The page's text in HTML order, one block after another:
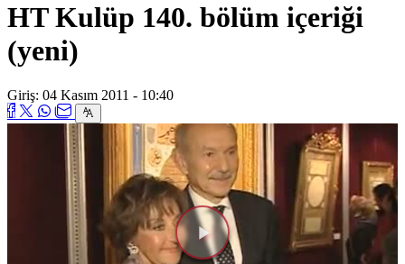
HT Kulüp 140. bölüm içeriği
(yeni)
Giriş: 04 Kasım 2011 - 10:40
Videoyu